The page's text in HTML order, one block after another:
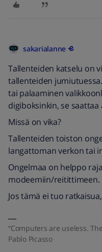
sakarialanne
Tallenteiden katselu on
tallenteiden
tai palaaminen
digiboksinkin, se saattaa
Missä on vika?
Tallenteiden toiston
langattoman verkon tai
Ongelmaa on helppo
modeemiin/reitittimeen.
Jos tämä ei tuo
“Computers are useless.
Pablo Picasso